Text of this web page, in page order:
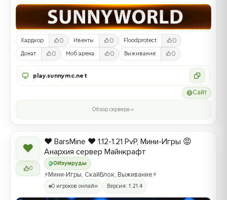
Хардкор 0 Ивенты 0 Floodprotect 0
Донат 0 Моб арена 0 Выживание 0
play.sunnymc.net
Сайт
Обзор сервера
❤
0
0 Изумруды
❤️ BarsMine ❤️ 1.12-1.21 PvP, Мини-Игры 😡
Анархия сервер Майнкрафт
⚡Мини-Игры, СкайБлок, Выживание⚡
0 игроков онлайн Версия: 1.21.4